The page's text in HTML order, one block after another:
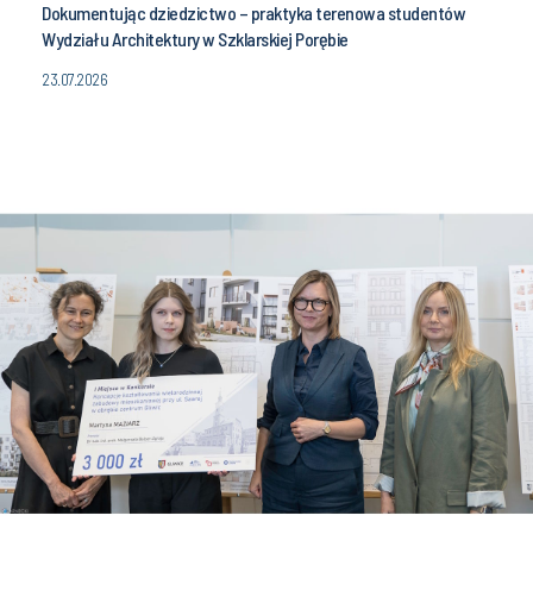
Dokumentując dziedzictwo – praktyka terenowa studentów
Wydziału Architektury w Szklarskiej Porębie
23.07.2026